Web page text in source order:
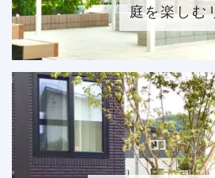
庭を楽しむ